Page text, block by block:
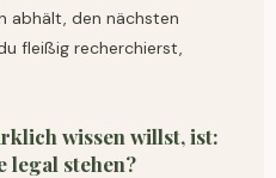
abhält, den nächsten
fleißig recherchierst,
wissen willst, ist:
legal stehen?